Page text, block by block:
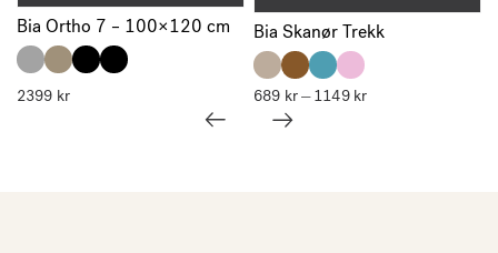
Bia Ortho 7 – 100×120 cm
2399 kr
Bia Skanør Trekk
689 kr– 1149 krPrisområde: